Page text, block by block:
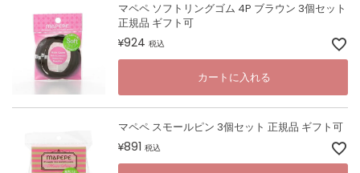
マペペ ソフトリングゴム 4P ブラウン 3個セット
正規品 ギフト可
¥924 税込
カートに入れる
マペペ スモールピン 3個セット 正規品 ギフト可
¥891 税込